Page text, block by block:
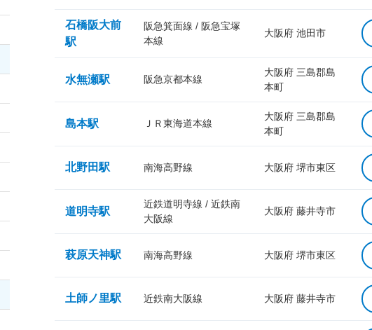
石橋阪大前
駅
阪急箕面線 / 阪急宝塚
本線
大阪府 池田市
水無瀬駅 阪急京都本線
大阪府 三島郡島
本町
島本駅 ＪＲ東海道本線
大阪府 三島郡島
本町
北野田駅 南海高野線 大阪府 堺市東区
道明寺駅
近鉄道明寺線 / 近鉄南
大阪線
大阪府 藤井寺市
萩原天神駅 南海高野線 大阪府 堺市東区
土師ノ里駅 近鉄南大阪線 大阪府 藤井寺市